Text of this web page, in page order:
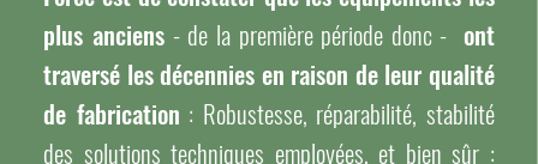
plus anciens- de la première période donc - ont
traversé les décennies en raison de leur qualité
de fabrication : Robustesse, réparabilité, stabilité
des solutions techniques employées, et bien sûr :